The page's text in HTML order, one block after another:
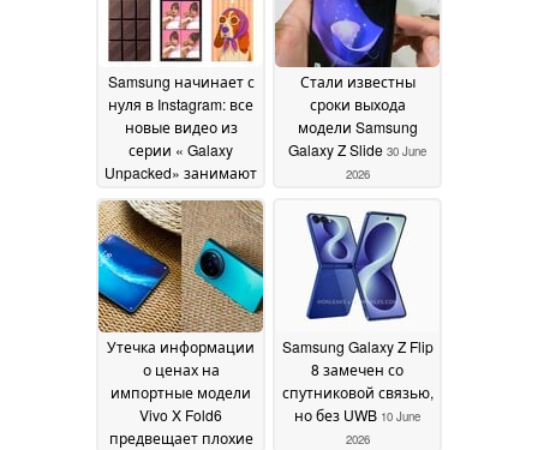
Samsung начинает с
нуля в Instagram: все
новые видео из
серии « Galaxy
Unpacked» занимают
позиции01 July 2026
Стали известны
сроки выхода
модели Samsung
Galaxy Z Slide 30 June
2026
Утечка информации
о ценах на
импортные модели
Vivo X Fold6
предвещает плохие
Samsung Galaxy Z Flip
8 замечен со
спутниковой связью,
но без UWB 10 June
2026